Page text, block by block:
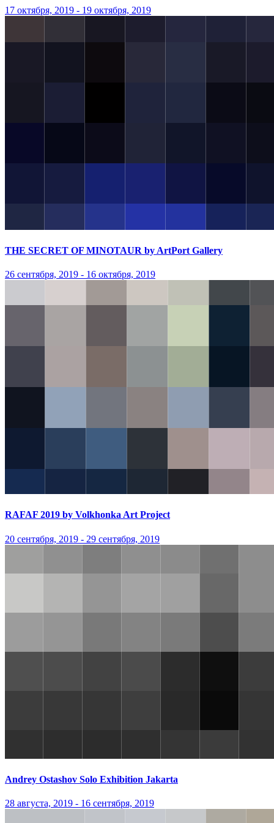
17 октября, 2019 - 19 октября, 2019
THE SECRET OF MINOTAUR by ArtPort Gallery
26 сентября, 2019 - 16 октября, 2019
RAFAF 2019 by Volkhonka Art Project
20 сентября, 2019 - 29 сентября, 2019
Andrey Ostashov Solo Exhibition Jakarta
28 августа, 2019 - 16 сентября, 2019